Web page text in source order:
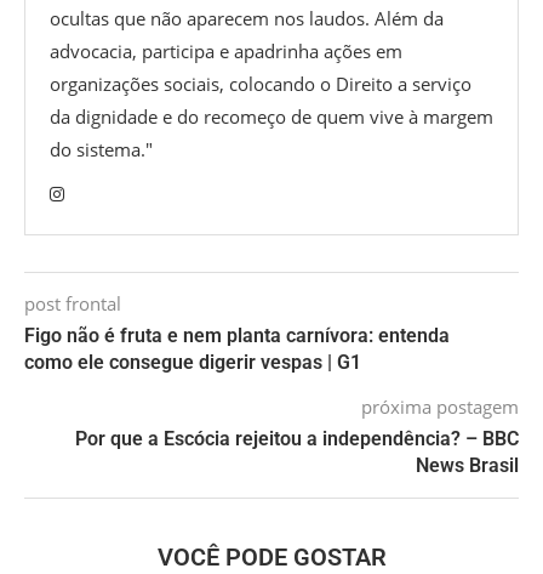
ocultas que não aparecem nos laudos. Além da
advocacia, participa e apadrinha ações em
organizações sociais, colocando o Direito a serviço
da dignidade e do recomeço de quem vive à margem
do sistema."
post frontal
Figo não é fruta e nem planta carnívora: entenda
como ele consegue digerir vespas | G1
próxima postagem
Por que a Escócia rejeitou a independência? – BBC
News Brasil
VOCÊ PODE GOSTAR